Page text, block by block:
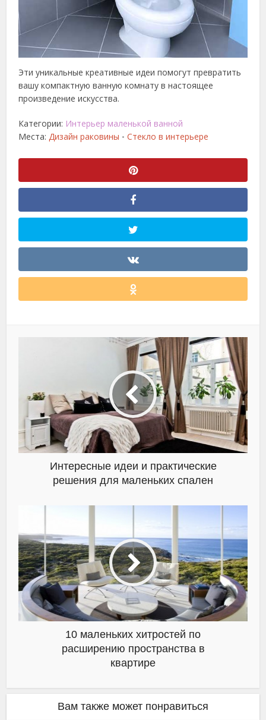
Эти уникальные креативные идеи помогут превратить
вашу компактную ванную комнату в настоящее
произведение искусства.
Категории: Интерьер маленькой ванной
Места:Дизайн раковины • Стекло в интерьере
Интересные идеи и практические
решения для маленьких спален
10 маленьких хитростей по
расширению пространства в
квартире
Вам также может понравиться